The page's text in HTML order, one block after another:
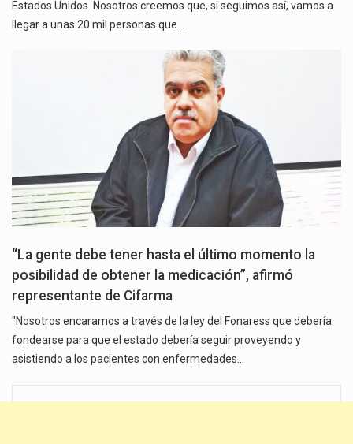
Estados Unidos. Nosotros creemos que, si seguimos así, vamos a
llegar a unas 20 mil personas que…
“La gente debe tener hasta el último momento la
posibilidad de obtener la medicación”, afirmó
representante de Cifarma
"Nosotros encaramos a través de la ley del Fonaress que debería
fondearse para que el estado debería seguir proveyendo y
asistiendo a los pacientes con enfermedades…